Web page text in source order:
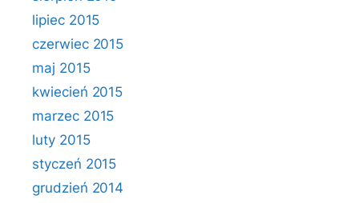
lipiec 2015
czerwiec 2015
maj 2015
kwiecień 2015
marzec 2015
luty 2015
styczeń 2015
grudzień 2014